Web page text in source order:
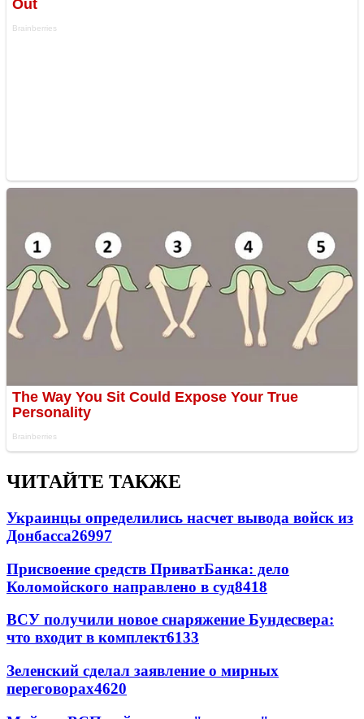
ЧИТАЙТЕ ТАКЖЕ
Украинцы определились насчет вывода войск из
Донбасса26997
Присвоение средств ПриватБанка: дело
Коломойского направлено в суд8418
ВСУ получили новое снаряжение Бундесвера:
что входит в комплект6133
Зеленский сделал заявление о мирных
переговорах4620